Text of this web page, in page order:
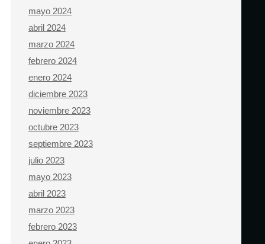
mayo 2024
abril 2024
marzo 2024
febrero 2024
enero 2024
diciembre 2023
noviembre 2023
octubre 2023
septiembre 2023
julio 2023
mayo 2023
abril 2023
marzo 2023
febrero 2023